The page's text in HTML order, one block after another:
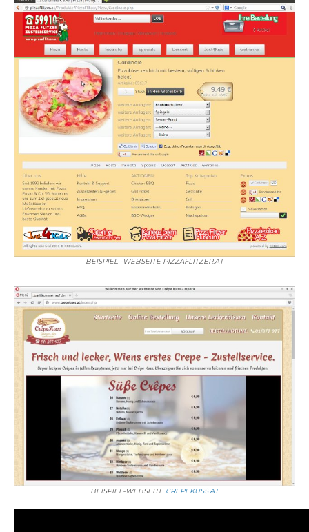
BEISPIEL -WEBSEITE PIZZAFLITZER.AT
BEISPIEL-WEBSEITE CREPEKUSS.AT